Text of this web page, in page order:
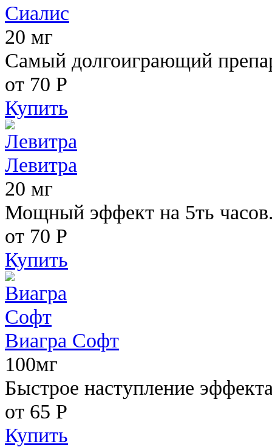
Сиалис
20 мг
Самый долгоиграющий
от 70 Р
Купить
Левитра
20 мг
Мощный эффект на 5ть
от 70 Р
Купить
Виагра Софт
100мг
Быстрое наступление
от 65 Р
Купить